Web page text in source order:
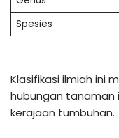
Spesies
Klasifikasi ilmiah ini
hubungan tanaman
kerajaan tumbuhan.